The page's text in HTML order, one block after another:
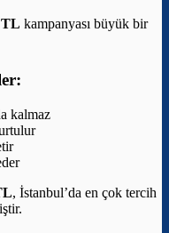
TL kampanyası büyük bir
kalmaz
, İstanbul’da en çok tercih